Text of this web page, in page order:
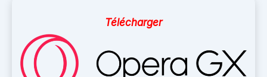
Télécharger